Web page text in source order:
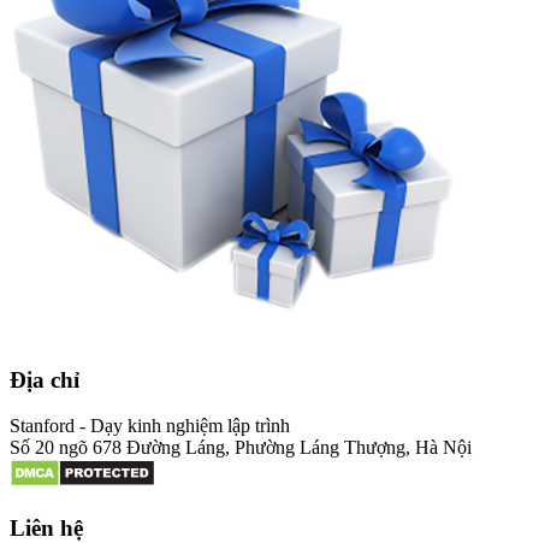
Địa chỉ
Stanford - Dạy kinh nghiệm lập trình
Số 20 ngõ 678 Đường Láng, Phường Láng Thượng, Hà Nội
Liên hệ